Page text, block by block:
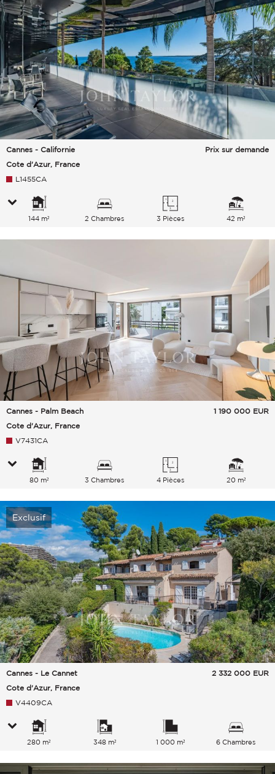
Cannes - Californie
Cote d'Azur, France
Prix sur demande
L1455CA
144 m² 2 Chambres 3 Pièces 42 m²
Cannes - Palm Beach
Cote d'Azur, France
1 190 000 EUR
V7431CA
80 m² 3 Chambres 4 Pièces 20 m²
Exclusif
Cannes - Le Cannet
Cote d'Azur, France
2 332 000 EUR
V4409CA
280 m² 348 m² 1 000 m² 6 Chambres